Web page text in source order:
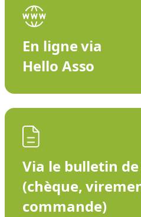
En ligne via
Hello Asso
Via le bulletin
(chèque,
commande)